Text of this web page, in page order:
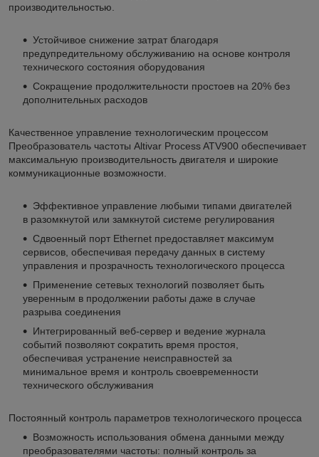
производительностью.
Устойчивое снижение затрат благодаря
предупредительному обслуживанию на основе контроля
технического состояния оборудования
Сокращение продолжительности простоев на 20% без
дополнительных расходов
Качественное управление технологическим процессом
Преобразователь частоты Altivar Process ATV900 обеспечивает
максимальную производительность двигателя и широкие
коммуникационные возможности.
Эффективное управление любыми типами двигателей
в разомкнутой или замкнутой системе регулирования
Сдвоенный порт Ethernet предоставляет максимум
сервисов, обеспечивая передачу данных в систему
управления и прозрачность технологического процесса
Применение сетевых технологий позволяет быть
уверенным в продолжении работы даже в случае
разрыва соединения
Интегрированный веб-сервер и ведение журнала
событий позволяют сократить время простоя,
обеспечивая устранение неисправностей за
минимальное время и контроль своевременности
технического обслуживания
Постоянный контроль параметров технологического процесса
Возможность использования обмена данными между
преобразователями частоты: полный контроль за